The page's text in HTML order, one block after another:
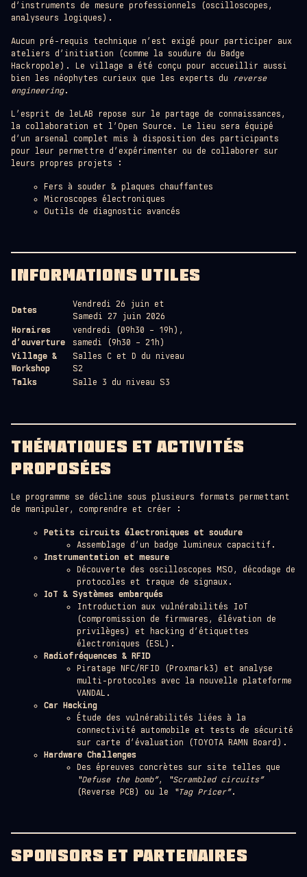
d’instruments de mesure professionnels (oscilloscopes,
analyseurs logiques).
Aucun pré-requis technique n’est exigé pour participer aux
ateliers d’initiation (comme la soudure du Badge
Hackropole). Le village a été conçu pour accueillir aussi
bien les néophytes curieux que les experts du
reverse
engineering.
L’esprit de leLAB repose sur le partage de connaissances,
la collaboration et l’Open Source. Le lieu sera équipé
d’un arsenal complet mis à disposition des participants
pour leur permettre d’expérimenter ou de collaborer sur
leurs propres projets :
Fers à souder & plaques chauffantes
Microscopes électroniques
Outils de diagnostic avancés
INFORMATIONS UTILES
Dates
Vendredi 26 juin et
Samedi 27 juin 2026
Horaires
d’ouverture
vendredi (09h30 – 19h),
samedi (9h30 – 21h)
Village &
Workshop
Salles C et D du niveau
S2
Talks
Salle 3 du niveau S3
THÉMATIQUES ET ACTIVITÉS
PROPOSÉES
Le programme se décline sous plusieurs formats permettant
de manipuler, comprendre et créer :
Petits circuits électroniques et soudure
Assemblage d’un badge lumineux capacitif.
Instrumentation et mesure
Découverte des oscilloscopes MSO, décodage de
protocoles et traque de signaux.
IoT & Systèmes embarqués
Introduction aux vulnérabilités IoT
(compromission de firmwares, élévation de
privilèges) et hacking d’étiquettes
électroniques (ESL).
Radiofréquences & RFID
Piratage NFC/RFID (Proxmark3) et analyse
multi-protocoles avec la nouvelle plateforme
VANDAL.
Car Hacking
Étude des vulnérabilités liées à la
connectivité automobile et tests de sécurité
sur carte d’évaluation (TOYOTA RAMN Board).
Hardware Challenges
Des épreuves concrètes sur site telles que
“Defuse the bomb”,
“Scrambled circuits”
(Reverse PCB) ou le
“Tag Pricer”.
SPONSORS ET PARTENAIRES